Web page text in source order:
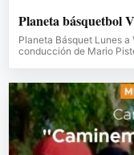
Planeta básquetbol
Planeta Básquet Lunes
conducción de Mario